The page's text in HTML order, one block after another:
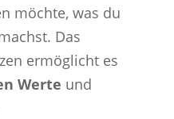
möchte, was du
Das
ermöglicht es
Werte und